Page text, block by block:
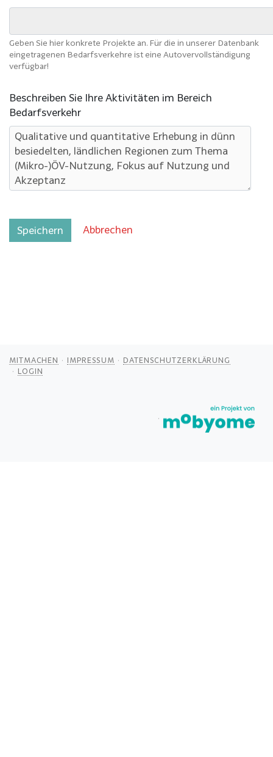
Geben Sie hier konkrete Projekte an. Für die in unserer Datenbank
eingetragenen Bedarfsverkehre ist eine Autovervollständigung
verfügbar!
Beschreiben Sie Ihre Aktivitäten im Bereich
Bedarfsverkehr
Speichern Abbrechen
MITMACHEN IMPRESSUM
DATENSCHUTZERKLÄRUNG
LOGIN